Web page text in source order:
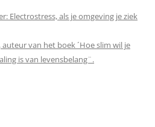
Electrostress, als je omgeving je ziek
van het boek ´Hoe slim wil je
is van levensbelang¨.